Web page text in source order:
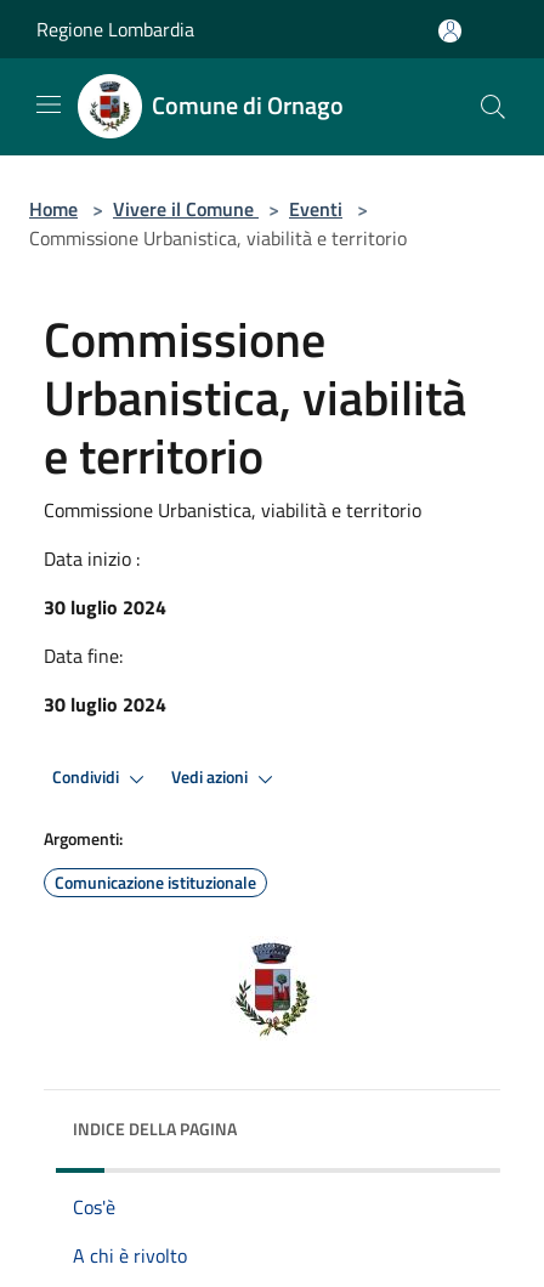
Regione Lombardia
Comune di Ornago
Home > Vivere il Comune > Eventi >
Commissione Urbanistica, viabilità e territorio
Commissione
Urbanistica, viabilità
e territorio
Commissione Urbanistica, viabilità e territorio
Data inizio :
30 luglio 2024
Data fine:
30 luglio 2024
Condividi Vedi azioni
Argomenti:
Comunicazione istituzionale
INDICE DELLA PAGINA
Cos'è
A chi è rivolto